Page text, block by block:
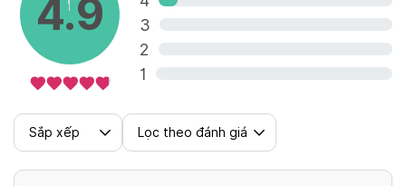
4.9
3
2
1
Sắp xếp Lọc theo đánh giá